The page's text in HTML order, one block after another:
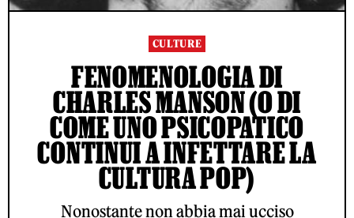
CULTURE
FENOMENOLOGIA DI
CHARLES MANSON (O DI
COME UNO PSICOPATICO
CONTINUI A INFETTARE LA
CULTURA POP)
Nonostante non abbia mai ucciso